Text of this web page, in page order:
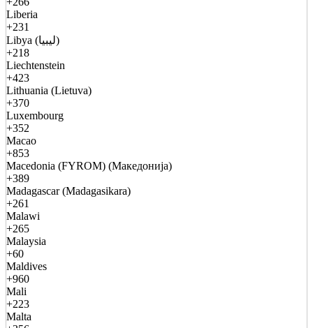
Liberia
+231
Libya (ليبيا)
+218
Liechtenstein
+423
Lithuania (Lietuva)
+370
Luxembourg
+352
Macao
+853
Macedonia (FYROM) (Македонија)
+389
Madagascar (Madagasikara)
+261
Malawi
+265
Malaysia
+60
Maldives
+960
Mali
+223
Malta